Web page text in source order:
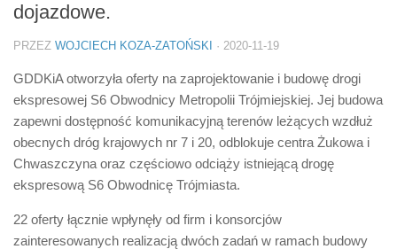
dojazdowe.
PRZEZ WOJCIECH KOZA-ZATOŃSKI · 2020-11-19
GDDKiA otworzyła oferty na zaprojektowanie i budowę drogi
ekspresowej S6 Obwodnicy Metropolii Trójmiejskiej. Jej budowa
zapewni dostępność komunikacyjną terenów leżących wzdłuż
obecnych dróg krajowych nr 7 i 20, odblokuje centra Żukowa i
Chwaszczyna oraz częściowo odciąży istniejącą drogę
ekspresową S6 Obwodnicę Trójmiasta.
22 oferty łącznie wpłynęły od firm i konsorcjów
zainteresowanych realizacją dwóch zadań w ramach budowy